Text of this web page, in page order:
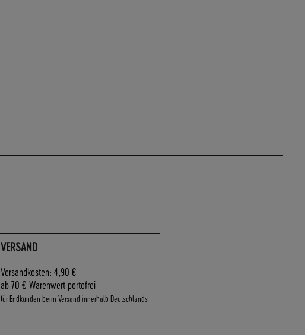
VERSAND
Versandkosten: 4,90 €
ab 70 € Warenwert portofrei
für Endkunden beim Versand innerhalb Deutschlands